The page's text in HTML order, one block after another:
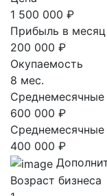
1 500 000 ₽
Прибыль в месяц
200 000 ₽
Окупаемость
8 мес.
600 000 ₽
400 000 ₽
Возраст бизнеса